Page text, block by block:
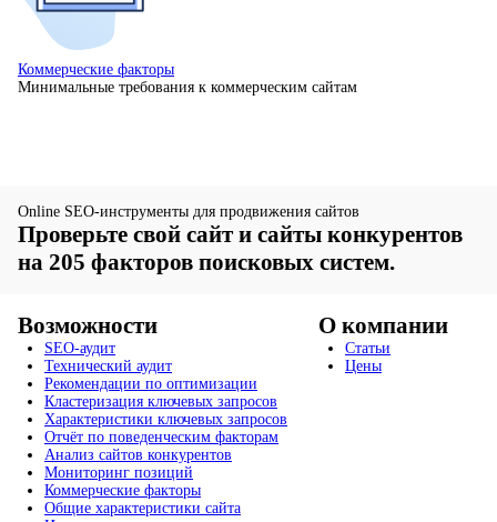
Коммерческие факторы
Минимальные требования к коммерческим сайтам
Online SEO-инструменты для продвижения сайтов
Проверьте свой сайт и сайты конкурентов
на 205 факторов поисковых систем.
Возможности
SEO-аудит
Технический аудит
Рекомендации по оптимизации
Кластеризация ключевых запросов
Характеристики ключевых запросов
Отчёт по поведенческим факторам
Анализ сайтов конкурентов
Мониторинг позиций
Коммерческие факторы
Общие характеристики сайта
О компании
Статьи
Цены